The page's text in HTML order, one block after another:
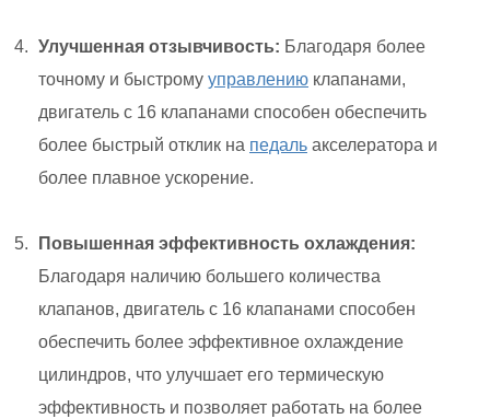
Улучшенная отзывчивость: Благодаря более
точному и быстрому управлению клапанами,
двигатель с 16 клапанами способен обеспечить
более быстрый отклик на педаль акселератора и
более плавное ускорение.
Повышенная эффективность охлаждения:
Благодаря наличию большего количества
клапанов, двигатель с 16 клапанами способен
обеспечить более эффективное охлаждение
цилиндров, что улучшает его термическую
эффективность и позволяет работать на более